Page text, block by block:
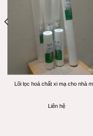
Lõi lọc hoá chất xi mạ cho nhà
Liên hệ